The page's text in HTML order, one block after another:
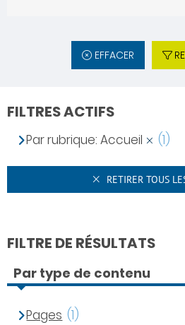
EFFACER
FILTRES ACTIFS
Par rubrique: Accueil (1)
RETIRER TOUS
FILTRE DE RÉSULTATS
Par type de contenu
Pages (1)